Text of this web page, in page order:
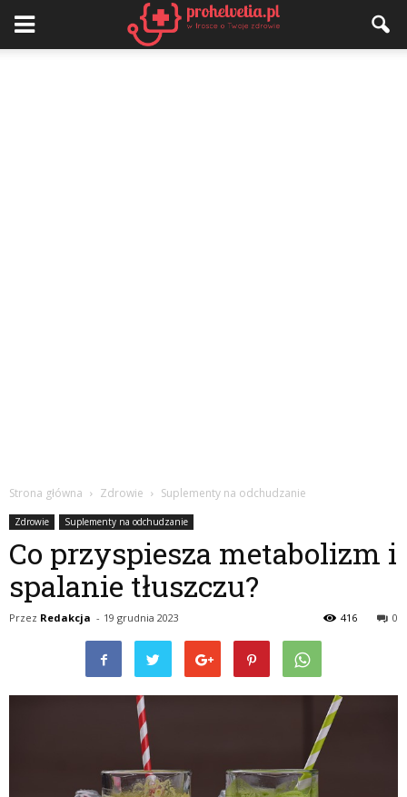
Strona główna Zdrowie Suplementy na odchudzanie
Zdrowie Suplementy na odchudzanie
Co przyspiesza metabolizm i
spalanie tłuszczu?
Przez Redakcja - 19 grudnia 2023 0
416